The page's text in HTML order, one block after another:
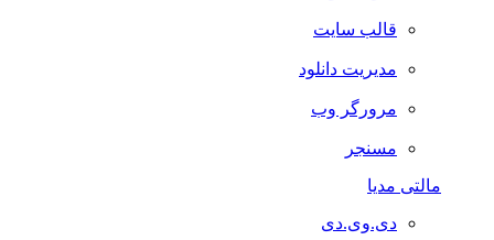
قالب سایت
مدیریت دانلود
مرورگر وب
مسنجر
مالتی مدیا
دی.وی.دی